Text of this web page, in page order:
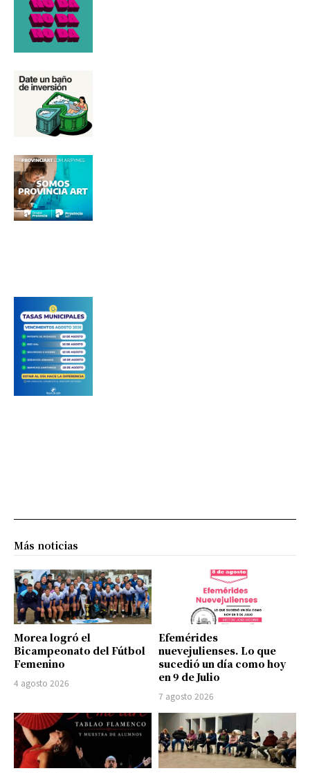
Más noticias
Morea logró el
Bicampeonato del Fútbol
Femenino
4 agosto 2026
Efemérides
nuevejulienses. Lo que
sucedió un día como hoy
en 9 de Julio
7 agosto 2026